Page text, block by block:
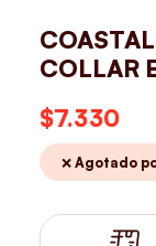
COLLAR
$7.330
❌ Agotado